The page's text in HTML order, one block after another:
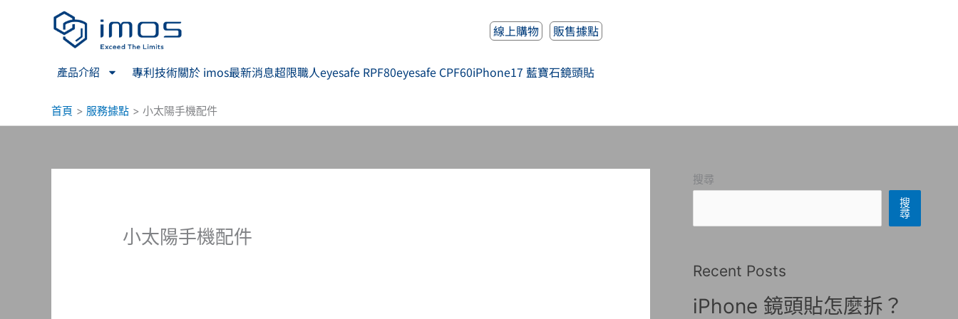
線上購物 販售據點
產品介紹 專利技術關於 imos最新消息超限職人eyesafe RPF80eyesafe CPF60iPhone17 藍寶石鏡頭貼
首頁 服務據點 小太陽手機配件
小太陽手機配件
搜尋
搜
尋
Recent Posts
iPhone 鏡頭貼怎麼拆？